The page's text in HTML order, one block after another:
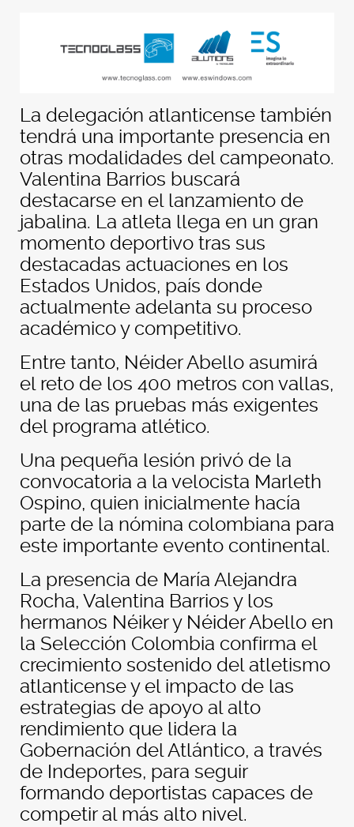
La delegación atlanticense también
tendrá una importante presencia en
otras modalidades del campeonato.
Valentina Barrios buscará
destacarse en el lanzamiento de
jabalina. La atleta llega en un gran
momento deportivo tras sus
destacadas actuaciones en los
Estados Unidos, país donde
actualmente adelanta su proceso
académico y competitivo.
Entre tanto, Néider Abello asumirá
el reto de los 400 metros con vallas,
una de las pruebas más exigentes
del programa atlético.
Una pequeña lesión privó de la
convocatoria a la velocista Marleth
Ospino, quien inicialmente hacía
parte de la nómina colombiana para
este importante evento continental.
La presencia de María Alejandra
Rocha, Valentina Barrios y los
hermanos Néiker y Néider Abello en
la Selección Colombia confirma el
crecimiento sostenido del atletismo
atlanticense y el impacto de las
estrategias de apoyo al alto
rendimiento que lidera la
Gobernación del Atlántico, a través
de Indeportes, para seguir
formando deportistas capaces de
competir al más alto nivel.